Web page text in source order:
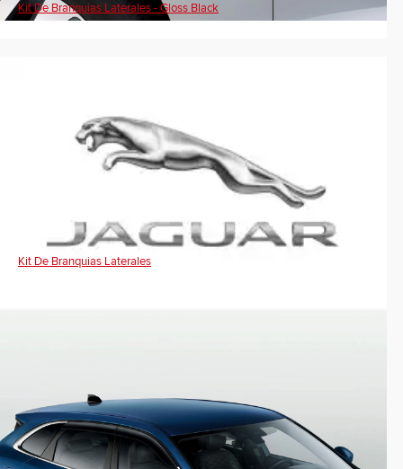
Kit De Branquias Laterales - Gloss Black
Kit De Branquias Laterales